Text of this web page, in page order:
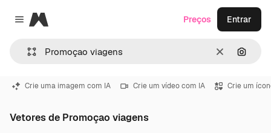
Close menu
Magnific
Limpar
Preços Entrar
Crie uma imagem com IA Crie um vídeo com IA Crie um
Vetores de Promoçao viagens